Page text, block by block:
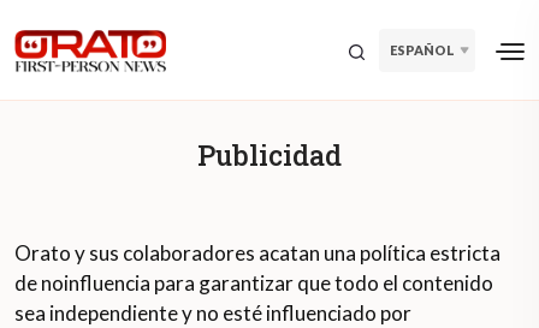
ESPAÑOL
Publicidad
Orato y sus colaboradores acatan una política estricta
de noinfluencia para garantizar que todo el contenido
sea independiente y no esté influenciado por